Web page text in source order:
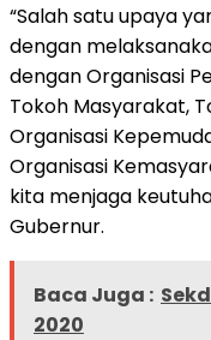
“Salah satu upaya
dengan
dengan Organisasi
Tokoh Masyarakat,
Organisasi
Organisasi
kita menjaga
Gubernur.
Baca Juga :
2020